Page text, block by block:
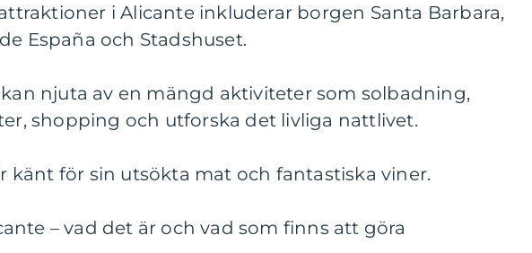
i Alicante inkluderar borgen Santa Barbara,
España och Stadshuset.
kan njuta av en mängd aktiviteter som solbadning,
shopping och utforska det livliga nattlivet.
känt för sin utsökta mat och fantastiska viner.
– vad det är och vad som finns att göra